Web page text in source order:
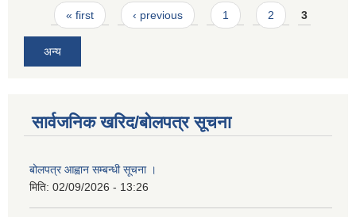
Pages
« first ‹ previous 1 2 3
अन्य
सार्वजनिक खरिद/बोलपत्र सूचना
बोलपत्र आह्वान सम्बन्धी सूचना ।
मिति: 02/09/2026 - 13:26